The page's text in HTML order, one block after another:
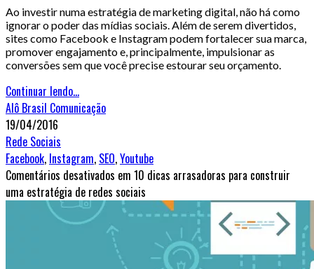
Ao investir numa estratégia de marketing digital, não há como
ignorar o poder das mídias sociais. Além de serem divertidos,
sites como Facebook e Instagram podem fortalecer sua marca,
promover engajamento e, principalmente, impulsionar as
conversões sem que você precise estourar seu orçamento.
Continuar lendo...
Alô Brasil Comunicação
19/04/2016
Rede Sociais
Facebook, Instagram, SEO,Youtube
Comentários desativados em 10 dicas arrasadoras para construir
uma estratégia de redes sociais